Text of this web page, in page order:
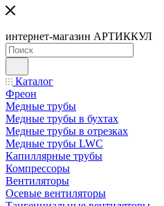
интернет-магазин АРТИККУЛ
Каталог
Фреон
Медные трубы
Медные трубы в бухтах
Медные трубы в отрезках
Медные трубы LWC
Капиллярные трубы
Компрессоры
Вентиляторы
Осевые вентиляторы